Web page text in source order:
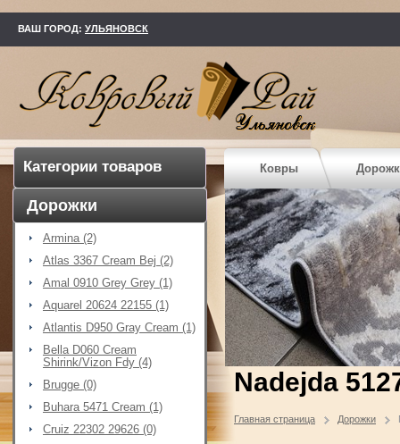
ВАШ ГОРОД: УЛЬЯНОВСК
Категории товаров Ковры
Дорожки
Armina (2)
Atlas 3367 Cream Bej (2)
Amal 0910 Grey Grey (1)
Aquarel 20624 22155 (1)
Atlantis D950 Gray Cream (1)
Bella D060 Cream
Shirink/Vizon Fdy (4)
Brugge (0)
Buhara 5471 Cream (1)
Cruiz 22302 29626 (0)
Nadejda
Главная страница Дорожки